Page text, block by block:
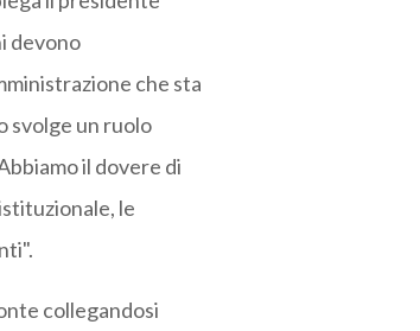
devono
che sta
svolge un ruolo
il dovere di
le
collegandosi